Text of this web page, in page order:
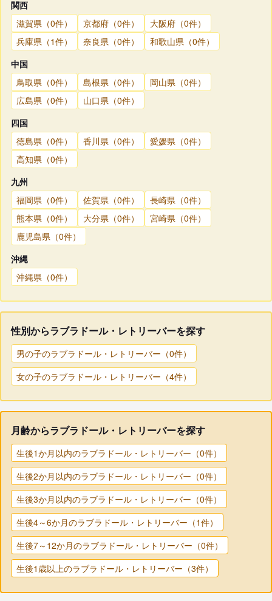
関西
滋賀県（0件）
京都府（0件）
大阪府（0件）
兵庫県（1件）
奈良県（0件）
和歌山県（0件）
中国
鳥取県（0件）
島根県（0件）
岡山県（0件）
広島県（0件）
山口県（0件）
四国
徳島県（0件）
香川県（0件）
愛媛県（0件）
高知県（0件）
九州
福岡県（0件）
佐賀県（0件）
長崎県（0件）
熊本県（0件）
大分県（0件）
宮崎県（0件）
鹿児島県（0件）
沖縄
沖縄県（0件）
性別からラブラドール・レトリーバーを探す
男の子のラブラドール・レトリーバー（0件）
女の子のラブラドール・レトリーバー（4件）
月齢からラブラドール・レトリーバーを探す
生後1か月以内のラブラドール・レトリーバー（0件）
生後2か月以内のラブラドール・レトリーバー（0件）
生後3か月以内のラブラドール・レトリーバー（0件）
生後4～6か月のラブラドール・レトリーバー（1件）
生後7～12か月のラブラドール・レトリーバー（0件）
生後1歳以上のラブラドール・レトリーバー（3件）